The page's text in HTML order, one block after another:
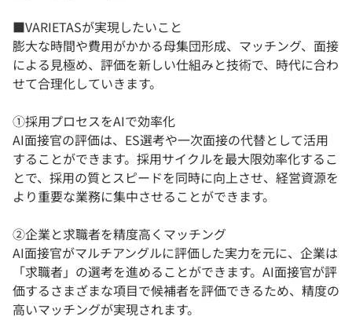
■VARIETASが実現したいこと
膨大な時間や費用がかかる母集団形成、マッチング、面接
による見極め、評価を新しい仕組みと技術で、時代に合わ
せて合理化していきます。
①採用プロセスをAIで効率化
AI面接官の評価は、ES選考や一次面接の代替として活用
することができます。採用サイクルを最大限効率化するこ
とで、採用の質とスピードを同時に向上させ、経営資源を
より重要な業務に集中させることができます。
②企業と求職者を精度高くマッチング
AI面接官がマルチアングルに評価した実力を元に、企業は
「求職者」の選考を進めることができます。AI面接官が評
価するさまざまな項目で候補者を評価できるため、精度の
高いマッチングが実現されます。